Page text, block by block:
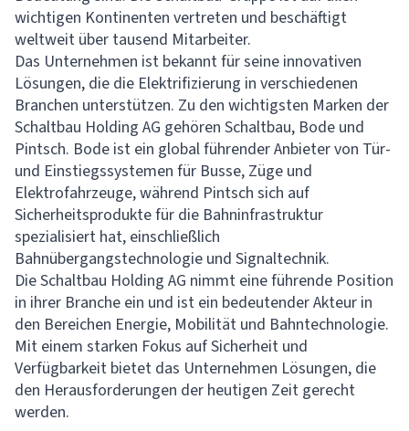
wichtigen Kontinenten vertreten und beschäftigt
weltweit über tausend Mitarbeiter.
Das Unternehmen ist bekannt für seine innovativen
Lösungen, die die Elektrifizierung in verschiedenen
Branchen unterstützen. Zu den wichtigsten Marken der
Schaltbau Holding AG gehören Schaltbau, Bode und
Pintsch. Bode ist ein global führender Anbieter von Tür-
und Einstiegssystemen für Busse, Züge und
Elektrofahrzeuge, während Pintsch sich auf
Sicherheitsprodukte für die Bahninfrastruktur
spezialisiert hat, einschließlich
Bahnübergangstechnologie und Signaltechnik.
Die Schaltbau Holding AG nimmt eine führende Position
in ihrer Branche ein und ist ein bedeutender Akteur in
den Bereichen Energie, Mobilität und Bahntechnologie.
Mit einem starken Fokus auf Sicherheit und
Verfügbarkeit bietet das Unternehmen Lösungen, die
den Herausforderungen der heutigen Zeit gerecht
werden.